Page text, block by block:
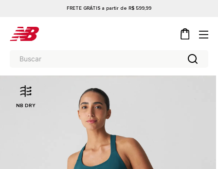
FRETE GRÁTIS a partir de R$ 599,99
NB DRY